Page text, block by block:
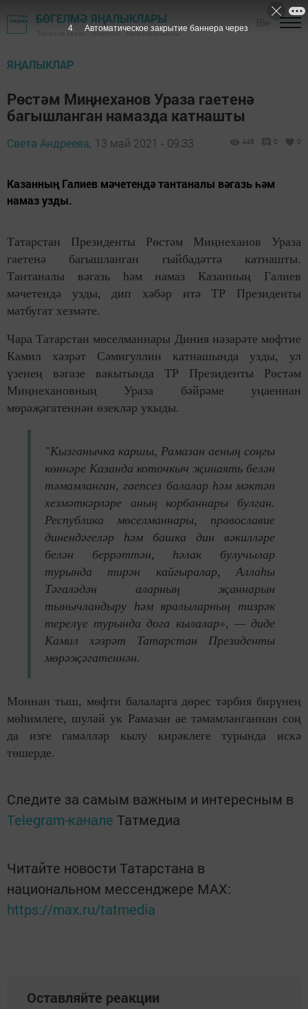
БӨГЕЛМӘ ЯҢАЛЫКЛАРЫ
"Бөгелмә авазы" газетасы - Бөгелмә районы
ЯҢАЛЫКЛАР
Рөстәм Миңнеханов Ураза гаетенә
багышланган намазда катнашты
Света Андреева, 13 май 2021 - 09:33 448 0 0
Казанның Галиев мәчетендә тантаналы вәгазь һәм
намаз узды.
Татарстан Президенты Рөстәм Миңнеханов Ураза
гаетенә багышланган гыйбадәттә катнашты.
Тантаналы вәгазь һәм намаз Казанның Галиев
мәчетендә узды, дип хәбәр итә ТР Президенты
матбугат хезмәте.
Чара Татарстан мөселманнары Диния нәзарәте мөфтие
Камил хәзрәт Сәмигуллин катнашында узды, ул
үзенең вәгазе вакытында ТР Президенты Рөстәм
Миңнехановның Ураза бәйрәме уңаеннан
мөрәҗәгатеннән өзекләр укыды.
"Кызганычка каршы, Рамазан аеның соңгы
көннәре Казанда коточкыч җинаять белән
тәмамланган, гаепсез балалар һәм мәктәп
хезмәткәрләре аның корбаннары булган.
Республика мөселманнары, православие
динендәгеләр һәм башка дин вәкилләре
белән беррәттән, һәлак булучылар
турында тирән кайгыралар, Аллаһы
Тәгаләдән аларның җаннарын
тынычландыру һәм яралыларның тизрәк
терелүе турында дога кылалар», — диде
Камил хәзрәт Татарстан Президенты
мөрәҗәгатеннән.
Моннан тыш, мөфти балаларга дөрес тәрбия бирүнең
мөһимлеге, шулай ук Рамазан ае тәмамланганнан соң
да изге гамәлләр кылу кирәклеге турында искә
төшерде.
Следите за самым важным и интересным в
Telegram-канале Татмедиа
Читайте новости Татарстана в
национальном мессенджере MАХ:
https://max.ru/tatmedia
Оставляйте реакции
3 Автоматическое закрытие баннера через